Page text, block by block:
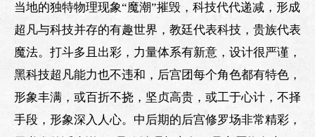
当地的独特物理现象“魔潮”摧毁，科技代代递减，形成
超凡与科技并存的有趣世界，教廷代表科技，贵族代表
魔法。打斗多且出彩，力量体系有新意，设计很严谨，
黑科技超凡能力也不违和，后宫团每个角色都有特色，
形象丰满，或百折不挠，坚贞高贵，或工于心计，不择
手段，形象深入人心。中后期的后宫修罗场非常精彩，